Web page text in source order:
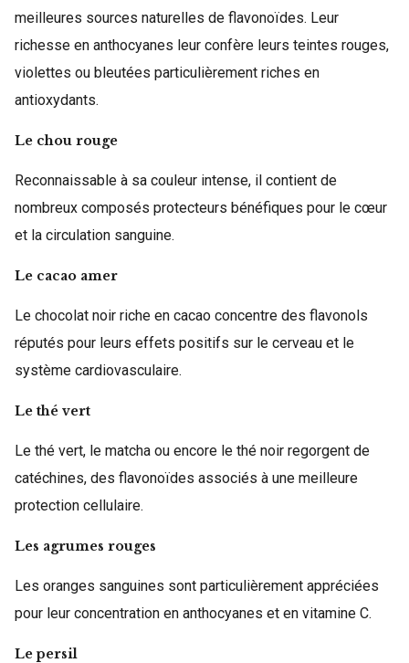
meilleures sources naturelles de flavonoïdes. Leur
richesse en anthocyanes leur confère leurs teintes rouges,
violettes ou bleutées particulièrement riches en
antioxydants.
Le chou rouge
Reconnaissable à sa couleur intense, il contient de
nombreux composés protecteurs bénéfiques pour le cœur
et la circulation sanguine.
Le cacao amer
Le chocolat noir riche en cacao concentre des flavonols
réputés pour leurs effets positifs sur le cerveau et le
système cardiovasculaire.
Le thé vert
Le thé vert, le matcha ou encore le thé noir regorgent de
catéchines, des flavonoïdes associés à une meilleure
protection cellulaire.
Les agrumes rouges
Les oranges sanguines sont particulièrement appréciées
pour leur concentration en anthocyanes et en vitamine C.
Le persil